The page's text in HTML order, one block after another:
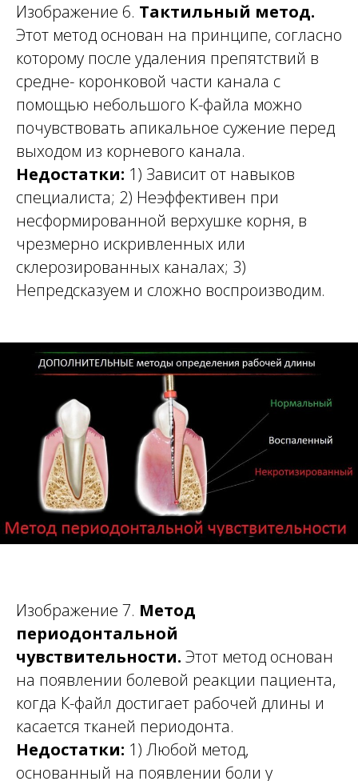
Изображение 6. Тактильный метод.
Этот метод основан на принципе, согласно
которому после удаления препятствий в
средне- коронковой части канала с
помощью небольшого К-файла можно
почувствовать апикальное сужение перед
выходом из корневого канала.
Недостатки: 1) Зависит от навыков
специалиста; 2) Неэффективен при
несформированной верхушке корня, в
чрезмерно искривленных или
склерозированных каналах; 3)
Непредсказуем и сложно воспроизводим.
Изображение 7. Метод
периодонтальной
чувствительности. Этот метод основан
на появлении болевой реакции пациента,
когда К-файл достигает рабочей длины и
касается тканей периодонта.
Недостатки: 1) Любой метод,
основанный на появлении боли у